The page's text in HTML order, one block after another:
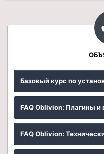
Базовый курс по
FAQ Oblivion: Плагины и
FAQ Oblivion: